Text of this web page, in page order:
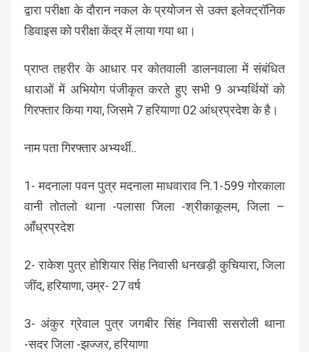
द्वारा परीक्षा के दौरान नकल के प्रयोजन से उक्त इलेक्ट्रॉनिक
डिवाइस को परीक्षा केंद्र में लाया गया था।
प्राप्त तहरीर के आधार पर कोतवाली डालनवाला में संबंधित
धाराओं में अभियोग पंजीकृत करते हुए सभी 9 अभ्यर्थियों को
गिरफ्तार किया गया, जिसमे 7 हरियाणा 02 आंध्रप्रदेश के है।
नाम पता गिरफ्तार अभ्यर्थी..
1- मदनाला पवन पुत्र मदनाला माधवाराव नि.1-599 गोरकाला
वानी तोतलो थाना -पलासा जिला -श्रीकाकूलम, जिला –
आँध्रप्रदेश
2- राकेश पुत्र होशियार सिंह निवासी धनखड़ी कुचियारा, जिला
जींद, हरियाणा, उम्र- 27 वर्ष
3- अंकुर ग्रेवाल पुत्र जगबीर सिंह निवासी ससरोली थाना
-सदर जिला -झज्जर, हरियाणा